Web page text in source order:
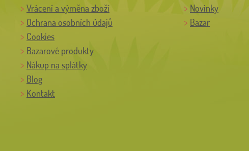
Vrácení a výměna zboží
Ochrana osobních údajů
Cookies
Bazarové produkty
Nákup na splátky
Blog
Kontakt
Novinky
Bazar